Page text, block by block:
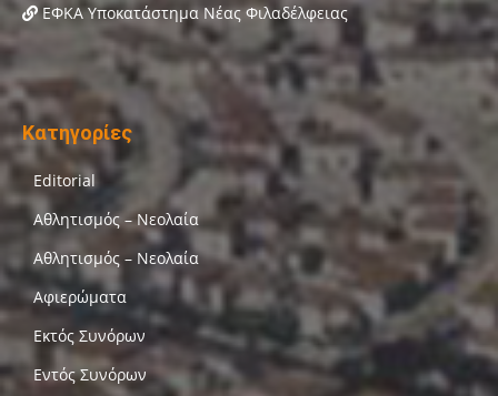
ΕΦΚΑ Υποκατάστημα Νέας Φιλαδέλφειας
Κατηγορίες
Editorial
Αθλητισμός – Νεολαία
Αθλητισμός – Νεολαία
Αφιερώματα
Εκτός Συνόρων
Εντός Συνόρων